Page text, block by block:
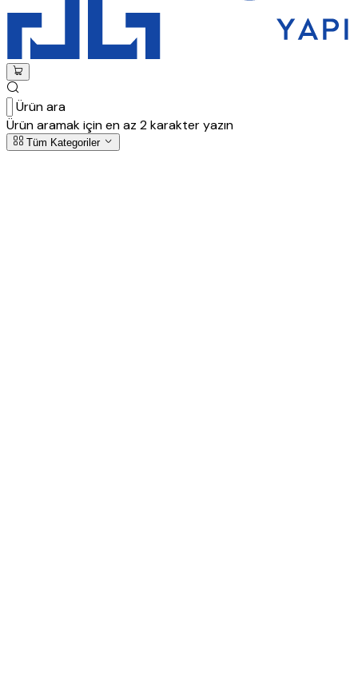
Ürün ara
Ürün aramak için en az 2 karakter yazın
Tüm Kategoriler